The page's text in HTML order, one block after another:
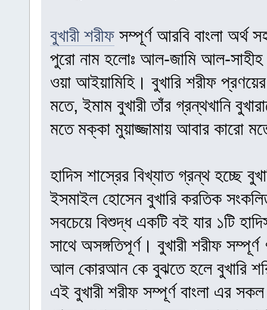
বুখারী শরীফসম্পূর্ণ আরবি বাংলা
পুরো নাম হলোঃ আল-জামি আল-সাহীহ
ওয়া আইয়ামিহি। বুখারি শরীফ
মতে, ইমাম বুখারী তাঁর গ্রন্থখানি
মতে মক্কা মুয়াজ্জামায় আবার কারো
হাদিস শাস্রের বিখ্যাত গ্রন্থ হচ্ছে
ইসমাইল হোসেন বুখারি করতিক
সবচেয়ে বিশুদ্ধ একটি বই যার ১টি
সাথে অসঙ্গতিপূর্ণ। বুখারী শরীফ
আল কোরআন কে বুঝতে হলে বুখারি
এই বুখারী শরীফ সম্পূর্ণ বাংলা এর